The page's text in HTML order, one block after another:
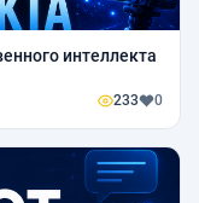
интеллекта
233 0